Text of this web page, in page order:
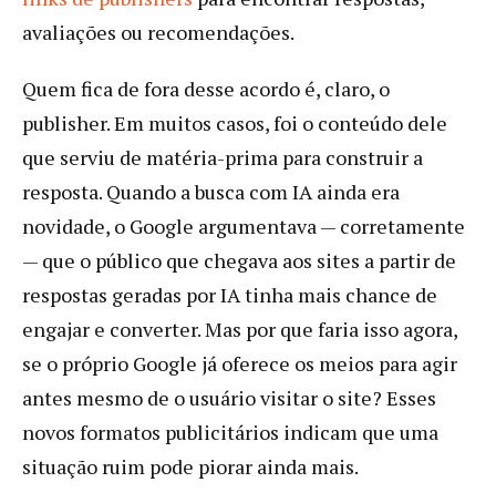
avaliações ou recomendações.
Quem fica de fora desse acordo é, claro, o
publisher. Em muitos casos, foi o conteúdo dele
que serviu de matéria-prima para construir a
resposta. Quando a busca com IA ainda era
novidade, o Google argumentava — corretamente
— que o público que chegava aos sites a partir de
respostas geradas por IA tinha mais chance de
engajar e converter. Mas por que faria isso agora,
se o próprio Google já oferece os meios para agir
antes mesmo de o usuário visitar o site? Esses
novos formatos publicitários indicam que uma
situação ruim pode piorar ainda mais.